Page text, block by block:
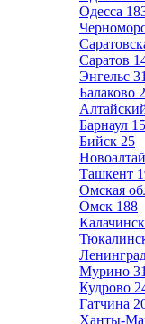
Одесса
Саратов
Энгельс 31
Балаково
Барнаул
Бийск 25
Ташкент
Омская
Омск 188
Калачинск
Мурино 31
Кудрово
Гатчина
Ханты-